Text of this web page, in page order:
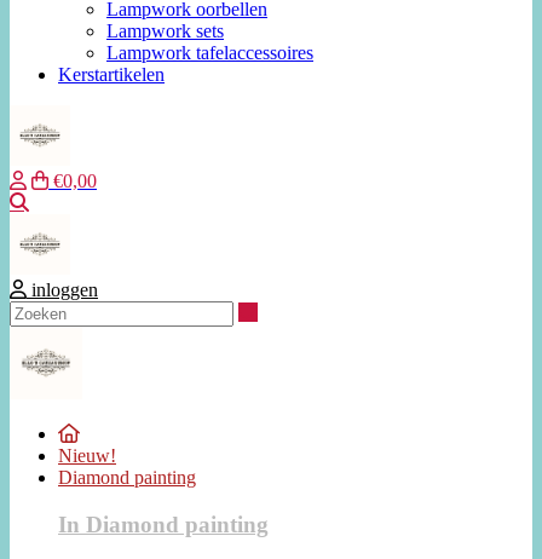
Lampwork oorbellen
Lampwork sets
Lampwork tafelaccessoires
Kerstartikelen
€0,00
inloggen
Nieuw!
Diamond painting
In Diamond painting